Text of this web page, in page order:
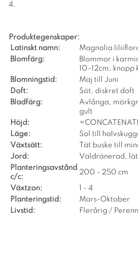
4.
Produktegenskaper:
Latinskt namn:
Magnolia
Blomfärg:
Blommor i
10–12cm, knopp
Blomningstid:
Maj till Juni
Doft:
Söt, diskret doft
Bladfärg:
Avlånga,
gult
Höjd:
Läge:
Sol till
Växtsätt:
Tät buske till
Jord:
Väldränerad,
Planteringsavstånd
c/c:
200 - 250 cm
Växtzon:
1 - 4
Planteringstid:
Mars-Oktober
Livstid:
Flerårig / Perenn